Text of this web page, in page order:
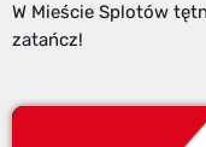
W Mieście Splotów
zatańcz!